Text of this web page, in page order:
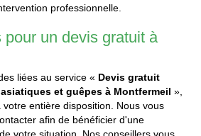
professionnelle.
pour un devis gratuit à
liées au service « Devis gratuit
et guêpes à Montfermeil »,
votre entière disposition. Nous vous
afin de bénéficier d'une